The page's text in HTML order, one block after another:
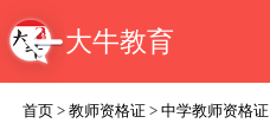
大牛教育
首页 >教师资格证 >中学教师资格证